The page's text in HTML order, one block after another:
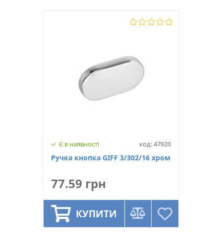
Межцентрова відстань (мм)
Є в наявності код: 47920
Ручка кнопка GIFF 3/302/16 хром
77.59 грн
КУПИТИ